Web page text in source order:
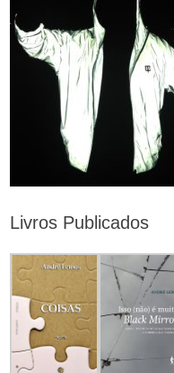
Livros Publicados